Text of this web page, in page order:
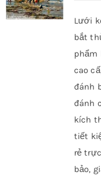
Lưới
bắt
phẩm
cao
đánh
đánh
kích
tiết
rẻ
bảo,